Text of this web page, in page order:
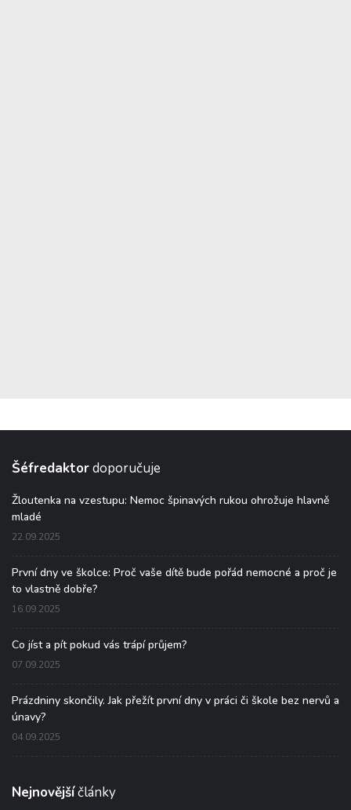
Šéfredaktordoporučuje
Žloutenka na vzestupu: Nemoc špinavých rukou ohrožuje hlavně
mladé
22.09.2025
První dny ve školce: Proč vaše dítě bude pořád nemocné a proč je
to vlastně dobře?
16.09.2025
Co jíst a pít pokud vás trápí průjem?
07.09.2025
Prázdniny skončily. Jak přežít první dny v práci či škole bez nervů a
únavy?
04.09.2025
Nejnovějšíčlánky